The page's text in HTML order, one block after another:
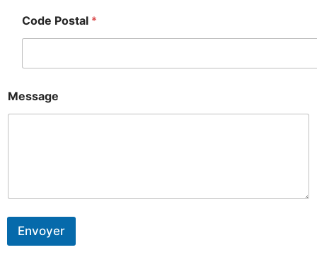
Code Postal *
Message
Envoyer